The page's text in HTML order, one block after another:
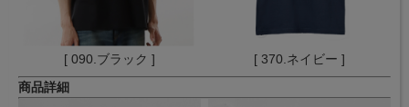
[ 090.ブラック ]
[ 370.ネイビー ]
商品詳細